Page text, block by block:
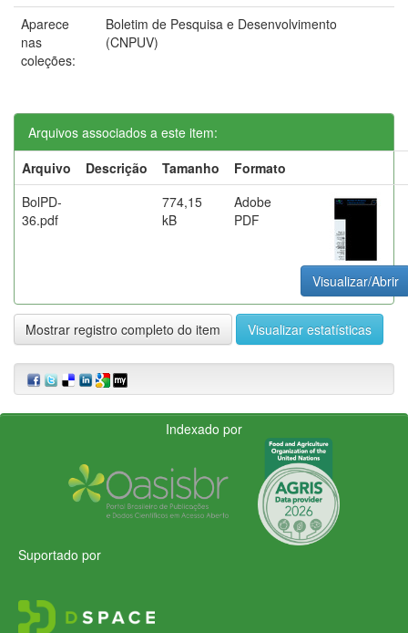
Aparece
nas
coleções:
Boletim de Pesquisa e Desenvolvimento
(CNPUV)
Arquivos associados a este item:
Arquivo
Descrição Tamanho
Formato
BolPD-
36.pdf
774,15
kB
Adobe
PDF
Visualizar/Abrir
Mostrar registro completo do item Visualizar estatísticas
Indexado por
Suportado por